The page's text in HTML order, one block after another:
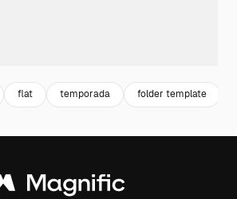
flat temporada folder template